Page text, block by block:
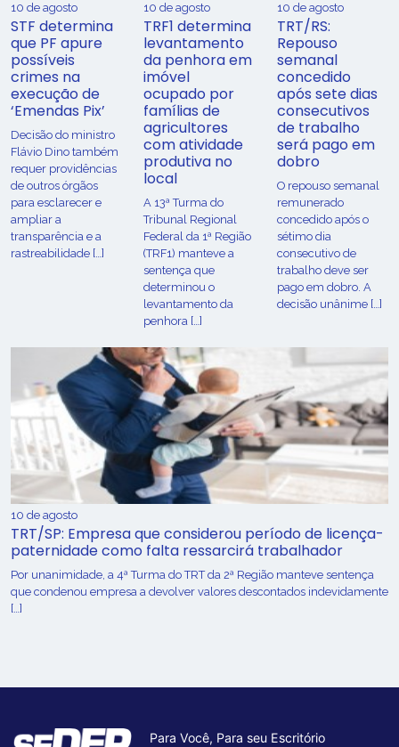
10 de agosto
STF determina
que PF apure
possíveis
crimes na
execução de
‘Emendas Pix’
Decisão do ministro
Flávio Dino também
requer providências
de outros órgãos
para esclarecer e
ampliar a
transparência e a
rastreabilidade […]
10 de agosto
TRF1 determina
levantamento
da penhora em
imóvel
ocupado por
famílias de
agricultores
com atividade
produtiva no
local
A 13ª Turma do
Tribunal Regional
Federal da 1ª Região
(TRF1) manteve a
sentença que
determinou o
levantamento da
penhora […]
10 de agosto
TRT/RS:
Repouso
semanal
concedido
após sete dias
consecutivos
de trabalho
será pago em
dobro
O repouso semanal
remunerado
concedido após o
sétimo dia
consecutivo de
trabalho deve ser
pago em dobro. A
decisão unânime […]
10 de agosto
TRT/SP: Empresa que considerou período de licença-
paternidade como falta ressarcirá trabalhador
Por unanimidade, a 4ª Turma do TRT da 2ª Região manteve sentença
que condenou empresa a devolver valores descontados indevidamente
[…]
Para Você, Para seu Escritório